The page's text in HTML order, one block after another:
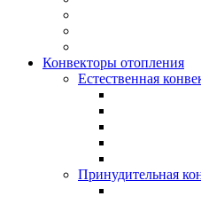
Конвекторы отопления
Естественная
Принудительная